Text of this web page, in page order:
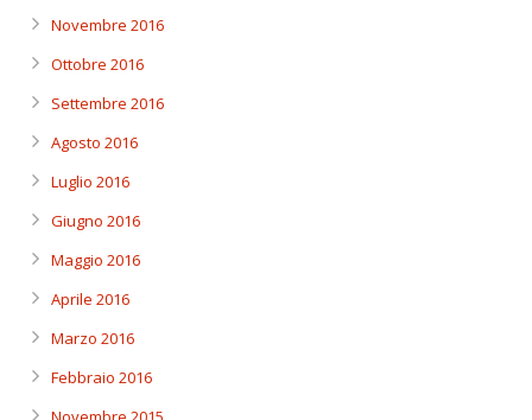
Novembre 2016
Ottobre 2016
Settembre 2016
Agosto 2016
Luglio 2016
Giugno 2016
Maggio 2016
Aprile 2016
Marzo 2016
Febbraio 2016